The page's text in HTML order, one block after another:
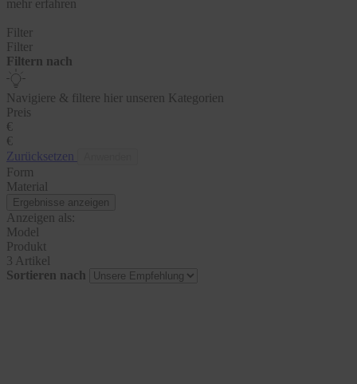
mehr erfahren
Filter
Filter
Filtern nach
Navigiere & filtere hier unseren Kategorien
Preis
€
€
Zurücksetzen
Form
Material
Ergebnisse anzeigen
Anzeigen als:
Model
Produkt
3 Artikel
Sortieren nach